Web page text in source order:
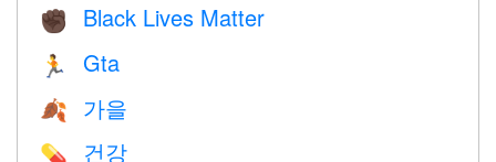
✊🏿 Black Lives Matter
🏃 Gta
🍂 가을
💊 건강